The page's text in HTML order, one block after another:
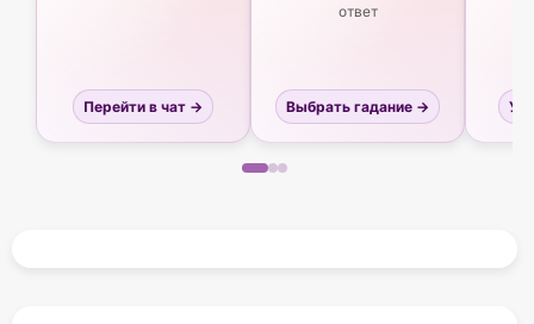
Перейти в чат →
ответ
Выбрать гадание →